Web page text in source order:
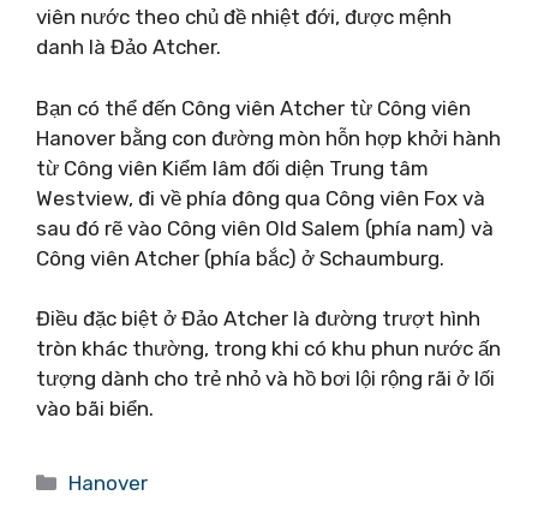
viên nước theo chủ đề nhiệt đới, được mệnh
danh là Đảo Atcher.
Bạn có thể đến Công viên Atcher từ Công viên
Hanover bằng con đường mòn hỗn hợp khởi hành
từ Công viên Kiểm lâm đối diện Trung tâm
Westview, đi về phía đông qua Công viên Fox và
sau đó rẽ vào Công viên Old Salem (phía nam) và
Công viên Atcher (phía bắc) ở Schaumburg.
Điều đặc biệt ở Đảo Atcher là đường trượt hình
tròn khác thường, trong khi có khu phun nước ấn
tượng dành cho trẻ nhỏ và hồ bơi lội rộng rãi ở lối
vào bãi biển.
Danh
Hanover